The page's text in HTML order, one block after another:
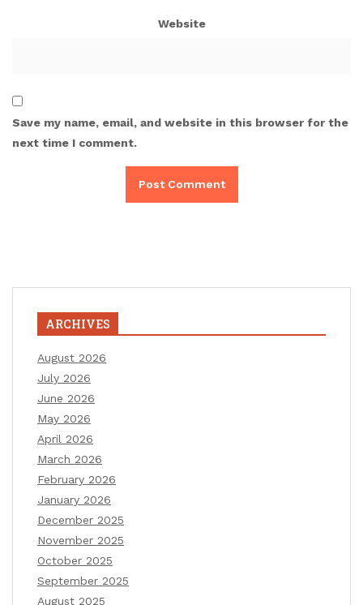
Website
Save my name, email, and website in this browser for the
next time I comment.
ARCHIVES
August 2026
July 2026
June 2026
May 2026
April 2026
March 2026
February 2026
January 2026
December 2025
November 2025
October 2025
September 2025
August 2025